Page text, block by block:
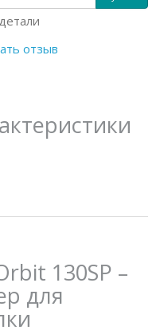
отзыв
130SP –
для